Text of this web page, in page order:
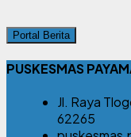
Portal Berita
PUSKESMAS
Jl. Raya
62265